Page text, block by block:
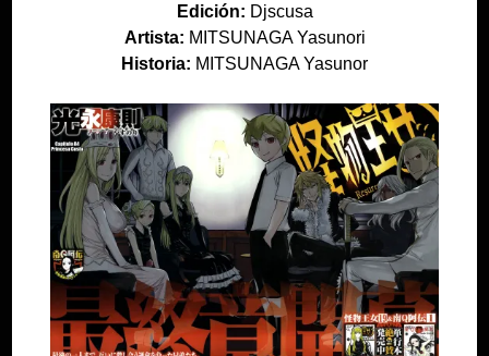
Edición: Djscusa
Artista: MITSUNAGA Yasunori
Historia: MITSUNAGA Yasunor